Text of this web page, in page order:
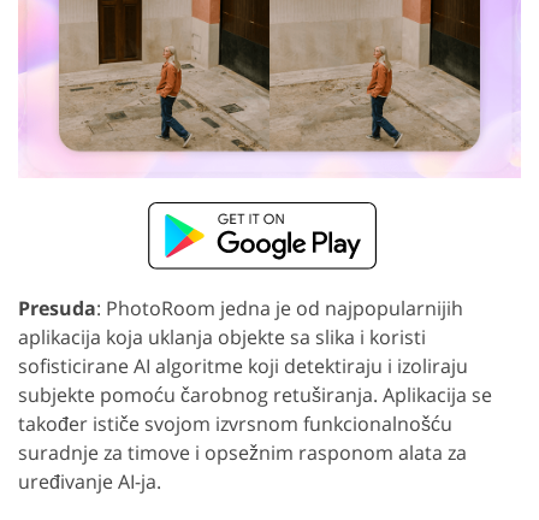
Presuda: PhotoRoom jedna je od najpopularnijih
aplikacija koja uklanja objekte sa slika i koristi
sofisticirane AI algoritme koji detektiraju i izoliraju
subjekte pomoću čarobnog retuširanja. Aplikacija se
također ističe svojom izvrsnom funkcionalnošću
suradnje za timove i opsežnim rasponom alata za
uređivanje AI-ja.